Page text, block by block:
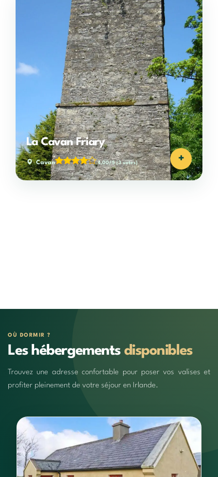
La Cavan Friary
Cavan 4,00/5(3 votes) +
OÙ DORMIR ?
Les hébergements disponibles
Trouvez une adresse confortable pour poser vos valises et
profiter pleinement de votre séjour en Irlande.